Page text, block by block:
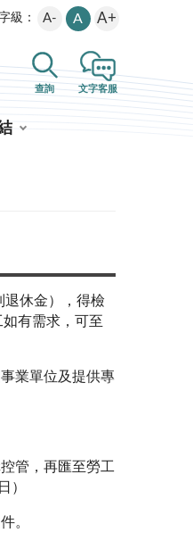
級： A- A A+
查詢 文字客服
退休金），得檢
有需求，可至
業單位及提供專
管，再匯至勞工
）
。